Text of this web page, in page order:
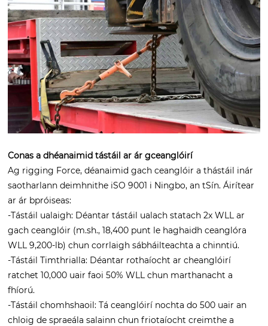
Conas a dhéanaimid tástáil ar ár gceanglóirí
Ag rigging Force, déanaimid gach ceanglóir a thástáil inár
saotharlann deimhnithe iSO 9001 i Ningbo, an tSín. Áirítear
ar ár bpróiseas:
-Tástáil ualaigh: Déantar tástáil ualach statach 2x WLL ar
gach ceanglóir (m.sh., 18,400 punt le haghaidh ceanglóra
WLL 9,200-lb) chun corrlaigh sábháilteachta a chinntiú.
-Tástáil Timthrialla: Déantar rothaíocht ar cheanglóirí
ratchet 10,000 uair faoi 50% WLL chun marthanacht a
fhíorú.
-Tástáil chomhshaoil: Tá ceanglóirí nochta do 500 uair an
chloig de spraeála salainn chun friotaíocht creimthe a